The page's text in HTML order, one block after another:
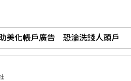
美化帳戶廣告 恐淪洗錢人頭戶